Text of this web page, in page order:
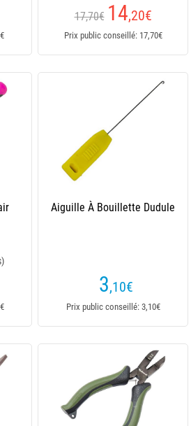
17,70€ 14,20€
Prix public conseillé: 17,70€
Aiguille À Bouillette Dudule
3,10€
Prix public conseillé: 3,10€